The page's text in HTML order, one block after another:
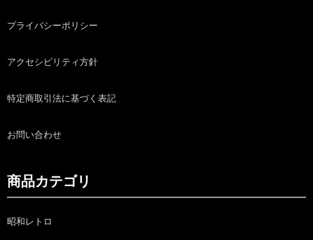
プライバシーポリシー
アクセシビリティ方針
特定商取引法に基づく表記
お問い合わせ
商品カテゴリ
昭和レトロ